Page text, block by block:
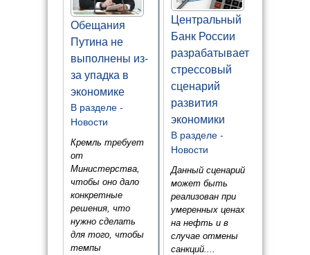
Обещания
Путина не
выполнены из-
за упадка в
экономике
В разделе -
Новости
Кремль требует
от
Министерства,
чтобы оно дало
конкретные
решения, что
нужно сделать
для того, чтобы
темпы
Центральный
Банк России
разрабатывает
стрессовый
сценарий
развития
экономики
В разделе -
Новости
Данный сценарий
может быть
реализован при
умеренных ценах
на нефть и в
случае отмены
санкций....